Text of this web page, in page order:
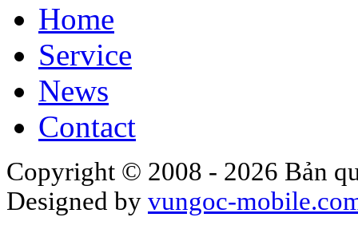
Home
Service
News
Contact
Copyright © 2008 - 2026 Bản
Designed by vungoc-